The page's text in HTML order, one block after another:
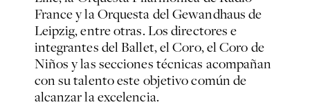
France y la Orquesta del Gewandhaus de
Leipzig, entre otras. Los directores e
integrantes del Ballet, el Coro, el Coro de
Niños y las secciones técnicas acompañan
con su talento este objetivo común de
alcanzar la excelencia.